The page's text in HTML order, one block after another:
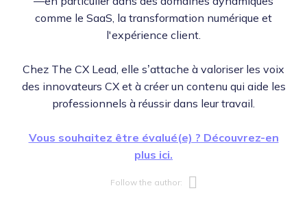
comme le SaaS, la transformation numérique et
l'expérience client.
Chez The CX Lead, elle s’attache à valoriser les voix
des innovateurs CX et à créer un contenu qui aide les
professionnels à réussir dans leur travail.
Vous souhaitez être évalué(e) ? Découvrez-en
plus ici.
Follow the author: